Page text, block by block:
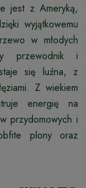
jest z Ameryką,
wyjątkowemu
w młodych
przewodnik i
się luźna, z
Z wiekiem
energię na
przydomowych i
plony oraz